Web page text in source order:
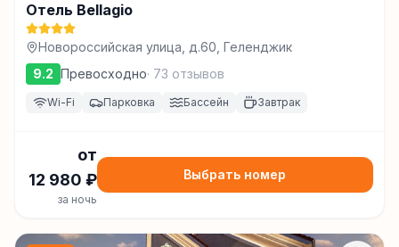
Отель Bellagio
Новороссийская улица, д.60, Геленджик
9.2 Превосходно· 73 отзывов
Wi-Fi Парковка Бассейн Завтрак
от
12 980 ₽
за ночь
Выбрать номер